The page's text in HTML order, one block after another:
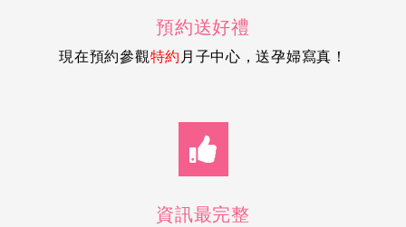
預約送好禮
現在預約參觀特約 月子中心，送孕婦寫真！
資訊最完整